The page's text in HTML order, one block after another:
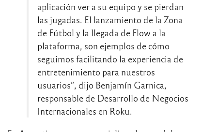
aplicación ver a su equipo y se pierdan
las jugadas. El lanzamiento de la Zona
de Fútbol y la llegada de Flow a la
plataforma, son ejemplos de cómo
seguimos facilitando la experiencia de
entretenimiento para nuestros
usuarios”, dijo Benjamín Garnica,
responsable de Desarrollo de Negocios
Internacionales en Roku.